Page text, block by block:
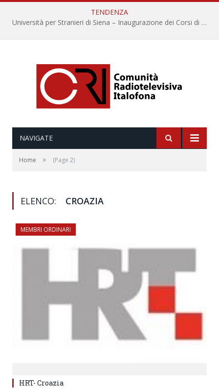
TENDENZA
Università per Stranieri di Siena – Inaugurazione dei Corsi di Lingua e Cultura Italiana, 109a annata
NAVIGATE
Home » (Page 2)
ELENCO: CROAZIA
MEMBRI ORDINARI
HRT- Croazia